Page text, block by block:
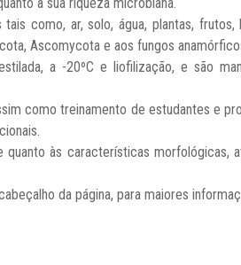
como, ar, solo, água, plantas, frutos,
Ascomycota e aos fungos
a -20ºC e liofilização, e são
como treinamento de estudantes e
às características morfológicas,
da página, para maiores